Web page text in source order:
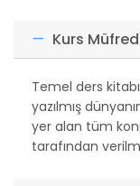
Kurs
Temel ders
yazılmış
yer alan tüm
tarafından